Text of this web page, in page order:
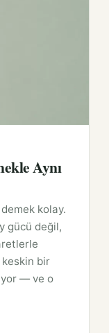
Aynı
kolay.
gücü değil,
keskin bir
— ve o